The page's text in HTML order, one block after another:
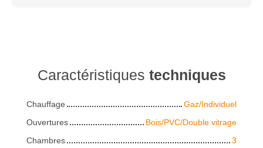
Caractéristiques techniques
Chauffage
Gaz/Individuel
Ouvertures
Bois/PVC/Double vitrage
Chambres
3